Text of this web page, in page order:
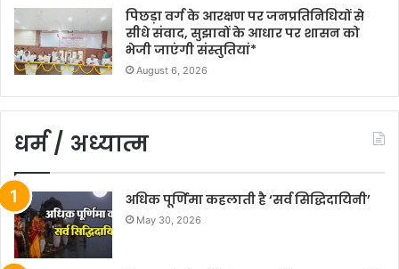
पिछड़ा वर्ग के आरक्षण पर जनप्रतिनिधियों से
सीधे संवाद, सुझावों के आधार पर शासन को
भेजी जाएंगी संस्तुतियां*
August 6, 2026
धर्म / अध्यात्म
अधिक पूर्णिमा कहलाती है ‘सर्व सिद्धिदायिनी’
May 30, 2026